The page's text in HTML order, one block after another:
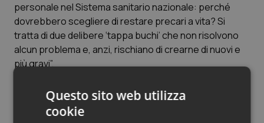
Toscana
Umbria
Veneto
Obesità
Oftalmologia
Oncoematologia
personale nel Sistema sanitario nazionale: perché
dovrebbero scegliere di restare precari a vita? Si
tratta di due delibere ‘tappa buchi’ che non risolvono
alcun problema e, anzi, rischiano di crearne di nuovi e
più gravi”.
Articoli correlati:
Questo sito web utilizza
cookie